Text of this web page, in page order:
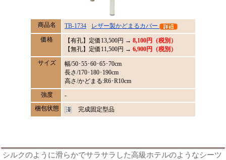
商品名 TB-1734
レザー製かどまるカバー
価格
【有孔】定価 13,500円 → 8,100円（税別）
【無孔】定価11,500円 → 6,900円（税別）
サイズ
幅/50･55･60･65･70cm
長さ/170･180･190cm
高さ/かどまる:R6･R10cm
強度
-
梱包状態
完成固定型品
シルクのように滑らかでサラサラした高級ホテルのようなシーツ